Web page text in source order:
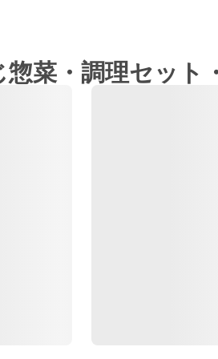
惣菜・調理セット